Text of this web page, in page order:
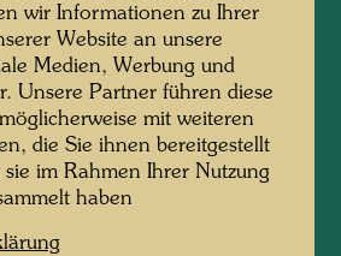
2010
Archiv
wir Informationen zu Ihrer
Website an unsere
Medien, Werbung und
Unsere Partner führen diese
mit weiteren
die Sie ihnen bereitgestellt
im Rahmen Ihrer Nutzung
haben